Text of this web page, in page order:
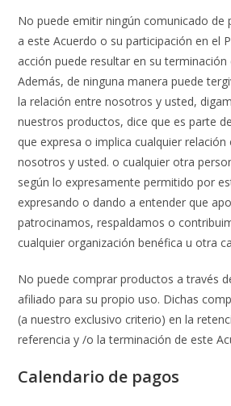
No puede emitir ningún comunicado de
a este Acuerdo o su participación en el
acción puede resultar en su terminación
Además, de ninguna manera puede
la relación entre nosotros y usted,
nuestros productos, dice que es parte
que expresa o implica cualquier
nosotros y usted. o cualquier otra
según lo expresamente permitido por
expresando o dando a entender que
patrocinamos, respaldamos o
cualquier organización benéfica u otra
No puede comprar productos a través
afiliado para su propio uso. Dichas
(a nuestro exclusivo criterio) en la
referencia y /o la terminación de este
Calendario de pagos